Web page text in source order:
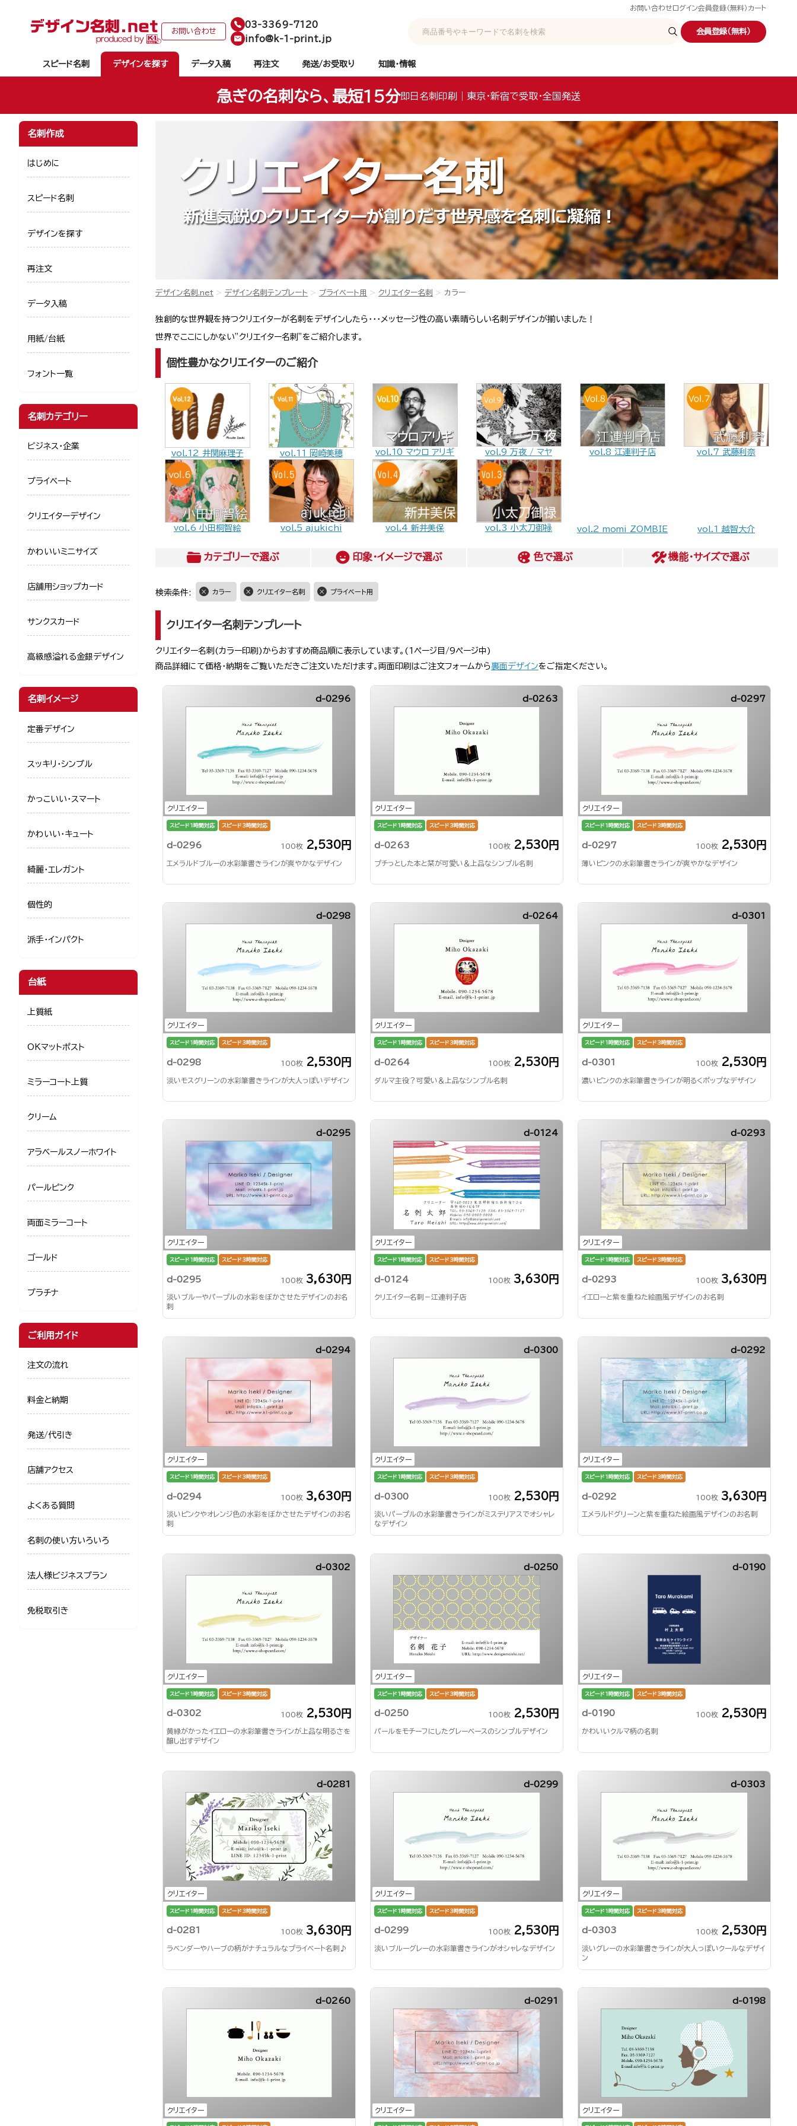
お問い合わせ ログイン会員登録（無料） カート
お問い合わせ
03-3369-7120
info@k-1-print.jp
会員登録（無料）
スピード名刺 デザインを探す データ入稿 再注文 発送/お受取り 知識・情報
急ぎの名刺なら、最短15分即日名刺印刷｜東京・新宿で受取・全国発送
デザイン名刺.net デザイン名刺テンプレート プライベート用 クリエイター名刺 カラー
独創的な世界観を持つクリエイターが名刺をデザインしたら・・・メッセージ性の高い素晴らしい名刺デザインが揃いました！
世界でここにしかない”クリエイター名刺”をご紹介します。
個性豊かなクリエイターのご紹介
vol.12 井関麻理子 vol.11 岡崎美穂 vol.10 マウロ アリギ vol.9 万夜 / マヤ vol.8 江連判子店 vol.7 武藤利奈
vol.6 小田桐智絵 vol.5 ajukichi vol.4 新井美保 vol.3 小太刀御禄 vol.2 momi ZOMBIE vol.1 越智大介
カテゴリーで選ぶ 印象・イメージで選ぶ 色で選ぶ 機能・サイズで選ぶ
検索条件: カラー クリエイター名刺 プライベート用
クリエイター名刺テンプレート
クリエイター名刺(カラー印刷)からおすすめ商品順に表示しています。(1ページ目/9ページ中)
商品詳細にて価格・納期をご覧いただきご注文いただけます。両面印刷はご注文フォームから裏面デザインをご指定ください。
クリエイター
d-0296
スピード1時間対応 スピード3時間対応
d-0296 100枚 2,530円
エメラルドブルーの水彩筆書きラインが爽やかなデザイン
クリエイター
d-0263
スピード1時間対応 スピード3時間対応
d-0263 100枚 2,530円
プチっとした本と栞が可愛い＆上品なシンプル名刺
クリエイター
d-0297
スピード1時間対応 スピード3時間対応
d-0297 100枚 2,530円
薄いピンクの水彩筆書きラインが爽やかなデザイン
クリエイター
d-0298
スピード1時間対応 スピード3時間対応
d-0298 100枚 2,530円
淡いモスグリーンの水彩筆書きラインが大人っぽいデザイン
クリエイター
d-0264
スピード1時間対応 スピード3時間対応
d-0264 100枚 2,530円
ダルマ主役？可愛い＆上品なシンプル名刺
クリエイター
d-0301
スピード1時間対応 スピード3時間対応
d-0301 100枚 2,530円
濃いピンクの水彩筆書きラインが明るくポップなデザイン
クリエイター
d-0295
スピード1時間対応 スピード3時間対応
d-0295 100枚 3,630円
淡いブルーやパープルの水彩をぼかさせたデザインのお名
刺
クリエイター
d-0124
スピード1時間対応 スピード3時間対応
d-0124 100枚 3,630円
クリエイター名刺－江連判子店
クリエイター
d-0293
スピード1時間対応 スピード3時間対応
d-0293 100枚 3,630円
イエローと紫を重ねた絵画風デザインのお名刺
クリエイター
d-0294
スピード1時間対応 スピード3時間対応
d-0294 100枚 3,630円
淡いピンクやオレンジ色の水彩をぼかさせたデザインのお名
刺
クリエイター
d-0300
スピード1時間対応 スピード3時間対応
d-0300 100枚 2,530円
淡いパープルの水彩筆書きラインがミステリアスでオシャレ
なデザイン
クリエイター
d-0292
スピード1時間対応 スピード3時間対応
d-0292 100枚 3,630円
エメラルドグリーンと紫を重ねた絵画風デザインのお名刺
クリエイター
d-0302
スピード1時間対応 スピード3時間対応
d-0302 100枚 2,530円
黄緑がかったイエローの水彩筆書きラインが上品な明るさを
醸し出すデザイン
クリエイター
d-0250
スピード1時間対応 スピード3時間対応
d-0250 100枚 2,530円
パールをモチーフにしたグレーベースのシンプルデザイン
クリエイター
d-0190
スピード1時間対応 スピード3時間対応
d-0190 100枚 2,530円
かわいいクルマ柄の名刺
クリエイター
d-0281
スピード1時間対応 スピード3時間対応
d-0281 100枚 3,630円
ラベンダーやハーブの柄がナチュラルなプライベート名刺♪
クリエイター
d-0299
スピード1時間対応 スピード3時間対応
d-0299 100枚 2,530円
淡いブルーグレーの水彩筆書きラインがオシャレなデザイン
クリエイター
d-0303
スピード1時間対応 スピード3時間対応
d-0303 100枚 2,530円
淡いグレーの水彩筆書きラインが大人っぽいクールなデザイ
ン
クリエイター
d-0260
クリエイター
d-0291
クリエイター
d-0198
名刺作成
はじめに
スピード名刺
デザインを探す
再注文
データ入稿
用紙/台紙
フォント一覧
名刺カテゴリー
ビジネス・企業
プライベート
クリエイターデザイン
かわいいミニサイズ
店舗用ショップカード
サンクスカード
高級感溢れる金銀デザイン
名刺イメージ
定番デザイン
スッキリ・シンプル
かっこいい・スマート
かわいい・キュート
綺麗・エレガント
個性的
派手・インパクト
台紙
上質紙
OKマットポスト
ミラーコート上質
クリーム
アラベールスノーホワイト
パールピンク
両面ミラーコート
ゴールド
プラチナ
ご利用ガイド
注文の流れ
料金と納期
発送/代引き
店舗アクセス
よくある質問
名刺の使い方いろいろ
法人様ビジネスプラン
免税取引き